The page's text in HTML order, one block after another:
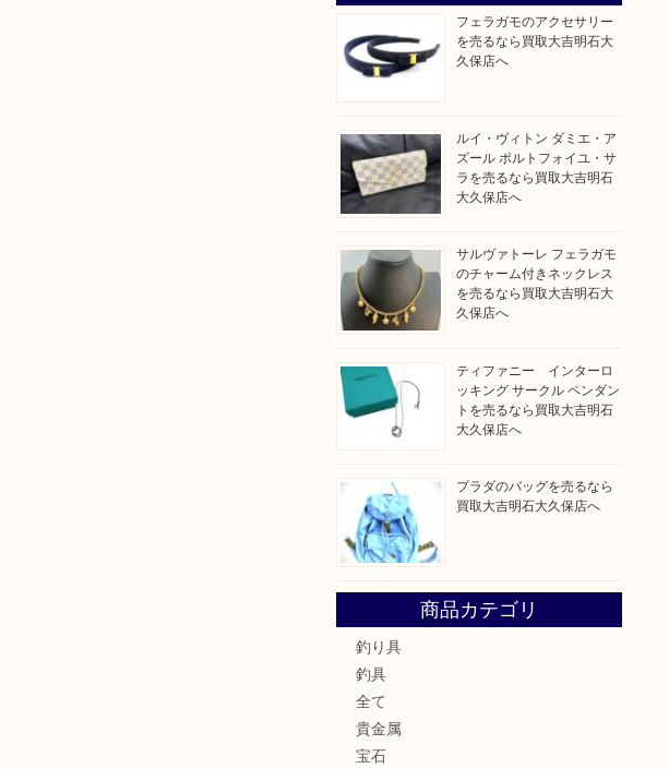
フェラガモのアクセサリー
を売るなら買取大吉明石大
久保店へ
ルイ・ヴィトン ダミエ・ア
ズール ポルトフォイユ・サ
ラを売るなら買取大吉明石
大久保店へ
サルヴァトーレ フェラガモ
のチャーム付きネックレス
を売るなら買取大吉明石大
久保店へ
ティファニー インターロ
ッキング サークル ペンダン
トを売るなら買取大吉明石
大久保店へ
プラダのバッグを売るなら
買取大吉明石大久保店へ
商品カテゴリ
釣り具
釣具
全て
貴金属
宝石